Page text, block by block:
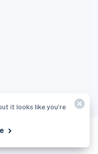
it looks like you’re